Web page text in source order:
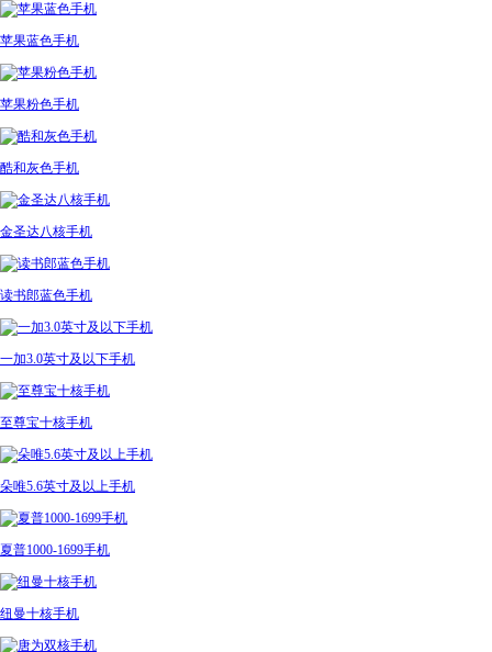
苹果蓝色手机
苹果粉色手机
酷和灰色手机
金圣达八核手机
读书郎蓝色手机
一加3.0英寸及以下手机
至尊宝十核手机
朵唯5.6英寸及以上手机
夏普1000-1699手机
纽曼十核手机